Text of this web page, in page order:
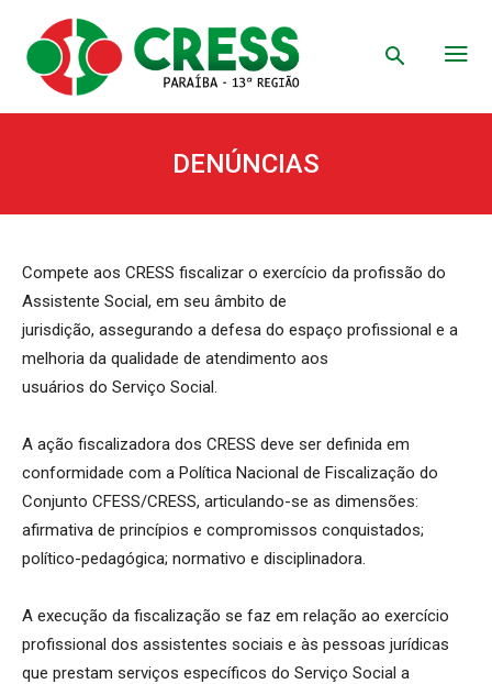
DENÚNCIAS
Compete aos CRESS fiscalizar o exercício da profissão do
Assistente Social, em seu âmbito de
jurisdição, assegurando a defesa do espaço profissional e a
melhoria da qualidade de atendimento aos
usuários do Serviço Social.
A ação fiscalizadora dos CRESS deve ser definida em
conformidade com a Política Nacional de Fiscalização do
Conjunto CFESS/CRESS, articulando-se as dimensões:
afirmativa de princípios e compromissos conquistados;
político-pedagógica; normativo e disciplinadora.
A execução da fiscalização se faz em relação ao exercício
profissional dos assistentes sociais e às pessoas jurídicas
que prestam serviços específicos do Serviço Social a